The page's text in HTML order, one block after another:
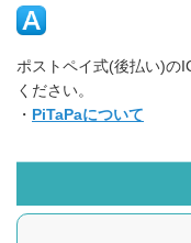
ポストペイ式(後払い)の
ください。
・ PiTaPaについて